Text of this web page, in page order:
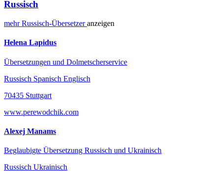
Russisch
mehrRussisch-Übersetzeranzeigen
Helena Lapidus
Übersetzungen und Dolmetscherservice
Russisch Spanisch Englisch
70435 Stuttgart
www.perewodchik.com
Alexej Manams
Beglaubigte Übersetzung Russisch und Ukrainisch
Russisch Ukrainisch